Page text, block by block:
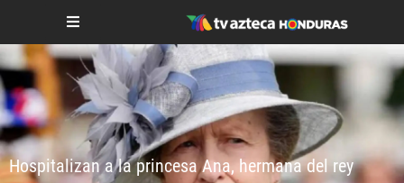
Hospitalizan a la princesa Ana, hermana del rey